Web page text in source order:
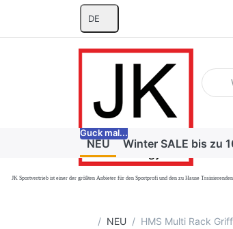
DE
NEU
Guck mal...
Winter SALE bis zu
JK Sportvertrieb ist einer der größten Anbieter für den Sportprofi und den zu Hause
Startseite
NEU HMS Multi Rack